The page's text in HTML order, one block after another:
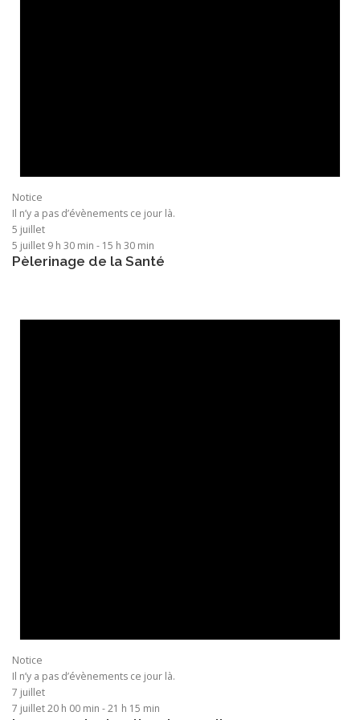
Notice
Il n’y a pas d’évènements ce jour là.
5 juillet
5 juillet 9 h 30 min - 15 h 30 min
Pèlerinage de la Santé
Notice
Il n’y a pas d’évènements ce jour là.
7 juillet
7 juillet 20 h 00 min -21 h 15 min